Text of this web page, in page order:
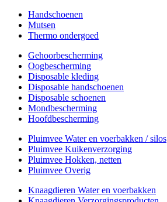
Handschoenen
Mutsen
Thermo ondergoed
Gehoorbescherming
Oogbescherming
Disposable kleding
Disposable handschoenen
Disposable schoenen
Mondbescherming
Hoofdbescherming
Pluimvee Water en voerbakken / silos
Pluimvee Kuikenverzorging
Pluimvee Hokken, netten
Pluimvee Overig
Knaagdieren Water en voerbakken